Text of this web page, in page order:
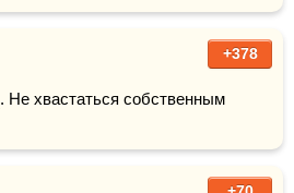
+378
. Не хвастаться собственным